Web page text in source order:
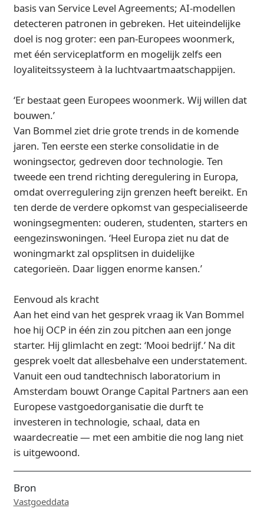
basis van Service Level Agreements; AI-modellen
detecteren patronen in gebreken. Het uiteindelijke
doel is nog groter: een pan-Europees woonmerk,
met één serviceplatform en mogelijk zelfs een
loyaliteitssysteem à la luchtvaartmaatschappijen.
‘Er bestaat geen Europees woonmerk. Wij willen dat
bouwen.’
Van Bommel ziet drie grote trends in de komende
jaren. Ten eerste een sterke consolidatie in de
woningsector, gedreven door technologie. Ten
tweede een trend richting deregulering in Europa,
omdat overregulering zijn grenzen heeft bereikt. En
ten derde de verdere opkomst van gespecialiseerde
woningsegmenten: ouderen, studenten, starters en
eengezinswoningen. ‘Heel Europa ziet nu dat de
woningmarkt zal opsplitsen in duidelijke
categorieën. Daar liggen enorme kansen.’
Eenvoud als kracht
Aan het eind van het gesprek vraag ik Van Bommel
hoe hij OCP in één zin zou pitchen aan een jonge
starter. Hij glimlacht en zegt: ‘Mooi bedrijf.’ Na dit
gesprek voelt dat allesbehalve een understatement.
Vanuit een oud tandtechnisch laboratorium in
Amsterdam bouwt Orange Capital Partners aan een
Europese vastgoedorganisatie die durft te
investeren in technologie, schaal, data en
waardecreatie — met een ambitie die nog lang niet
is uitgewoond.
Bron
Vastgoeddata